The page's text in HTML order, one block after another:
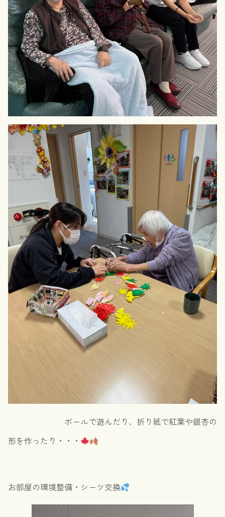
ボールで遊んだり、折り紙で紅葉や銀杏の
形を作ったり・・・
お部屋の環境整備・シーツ交換